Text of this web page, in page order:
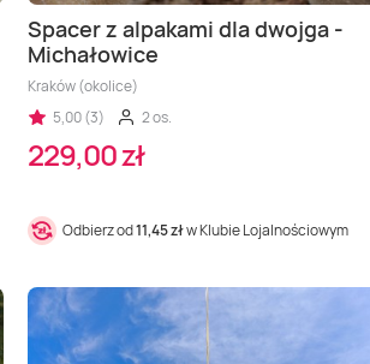
Spacer z alpakami dla dwojga -
Michałowice
Kraków (okolice)
5,00 (3)
2 os.
229,00 zł
Odbierz od11,45 złw Klubie Lojalnościowym